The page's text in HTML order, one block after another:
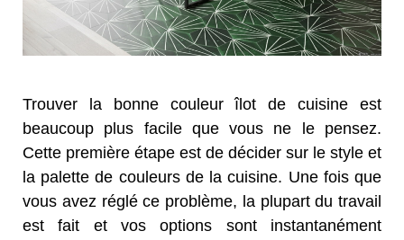
Trouver la bonne couleur îlot de cuisine est
beaucoup plus facile que vous ne le pensez.
Cette première étape est de décider sur le style et
la palette de couleurs de la cuisine. Une fois que
vous avez réglé ce problème, la plupart du travail
est fait et vos options sont instantanément